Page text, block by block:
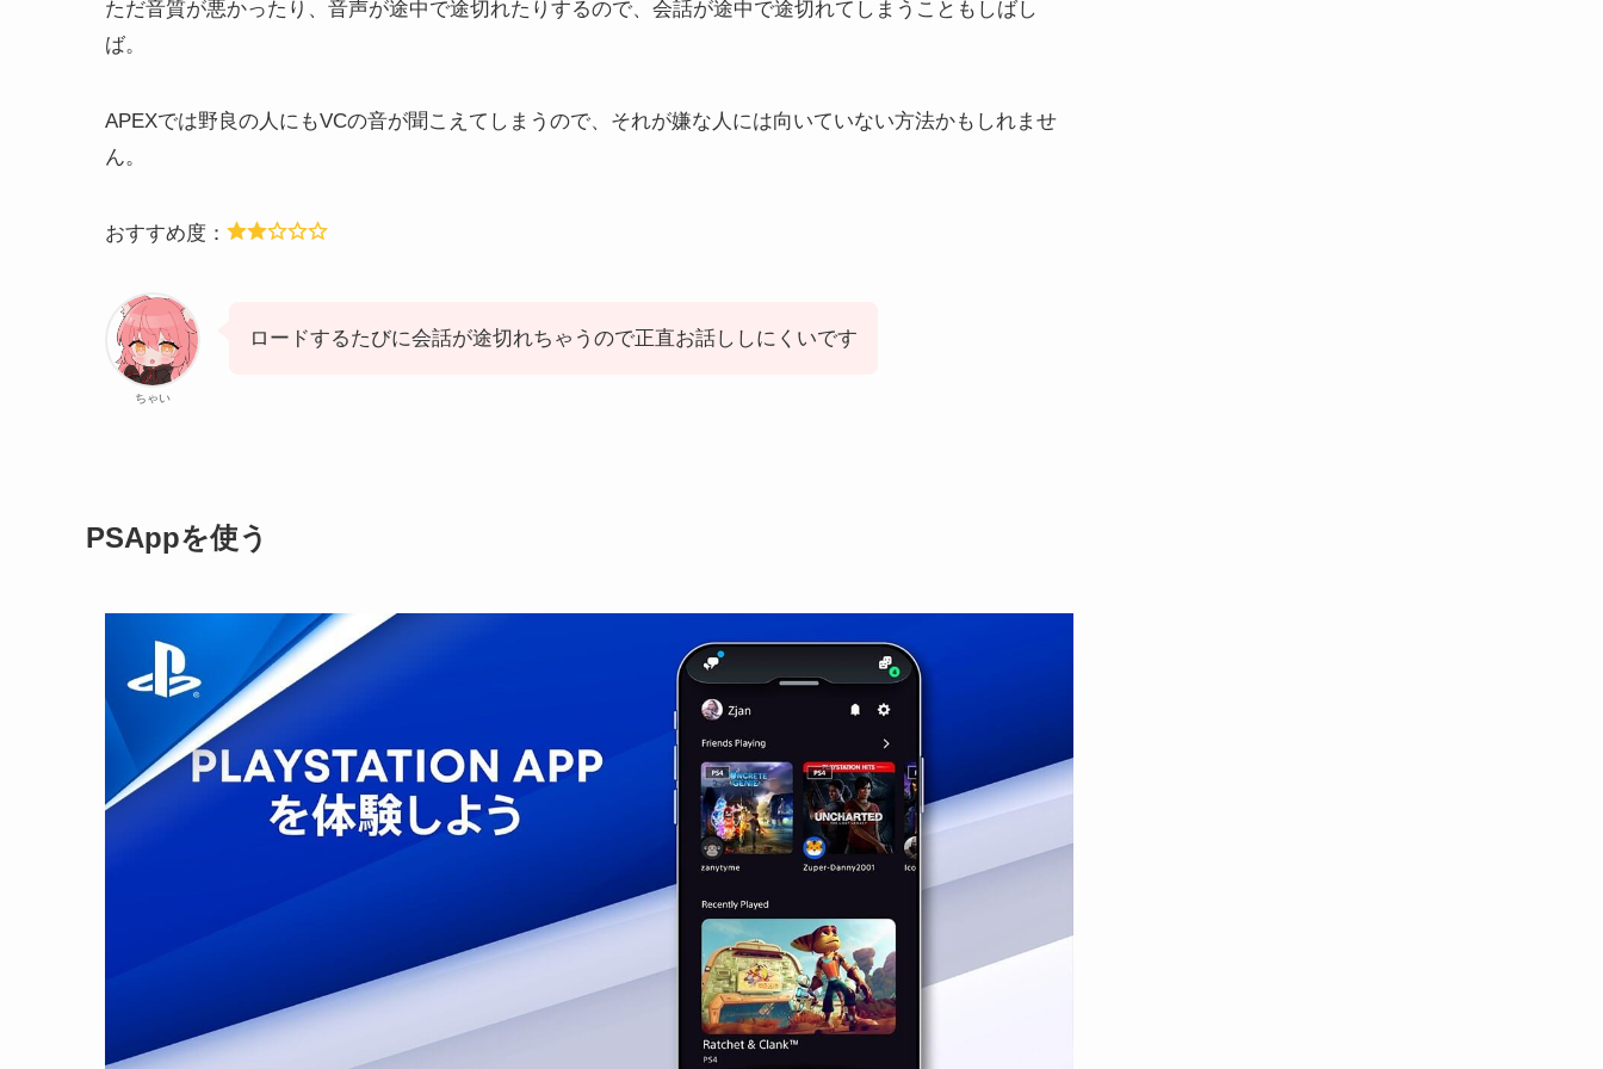
ただ音質が悪かったり、音声が途中で途切れたりするので、会話が途中で途切れてしまうこともしばし
ば。
APEXでは野良の人にもVCの音が聞こえてしまうので、それが嫌な人には向いていない方法かもしれませ
ん。
おすすめ度：
ちゃい
ロードするたびに会話が途切れちゃうので正直お話ししにくいです
PSAppを使う